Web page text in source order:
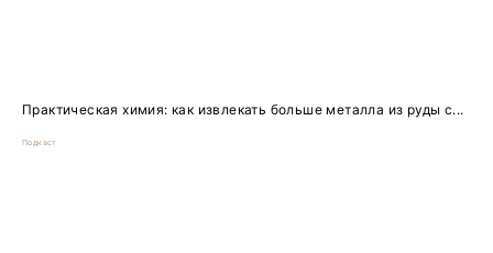
Практическая химия: как извлекать больше металла из руды с...
Подкаст